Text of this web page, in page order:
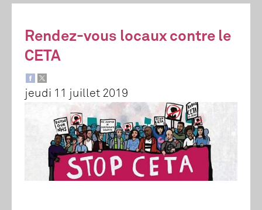
Rendez-vous locaux contre le
CETA
jeudi 11 juillet 2019